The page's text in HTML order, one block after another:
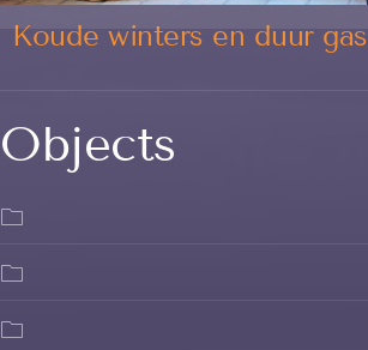
Koude winters en duur gas
Objects